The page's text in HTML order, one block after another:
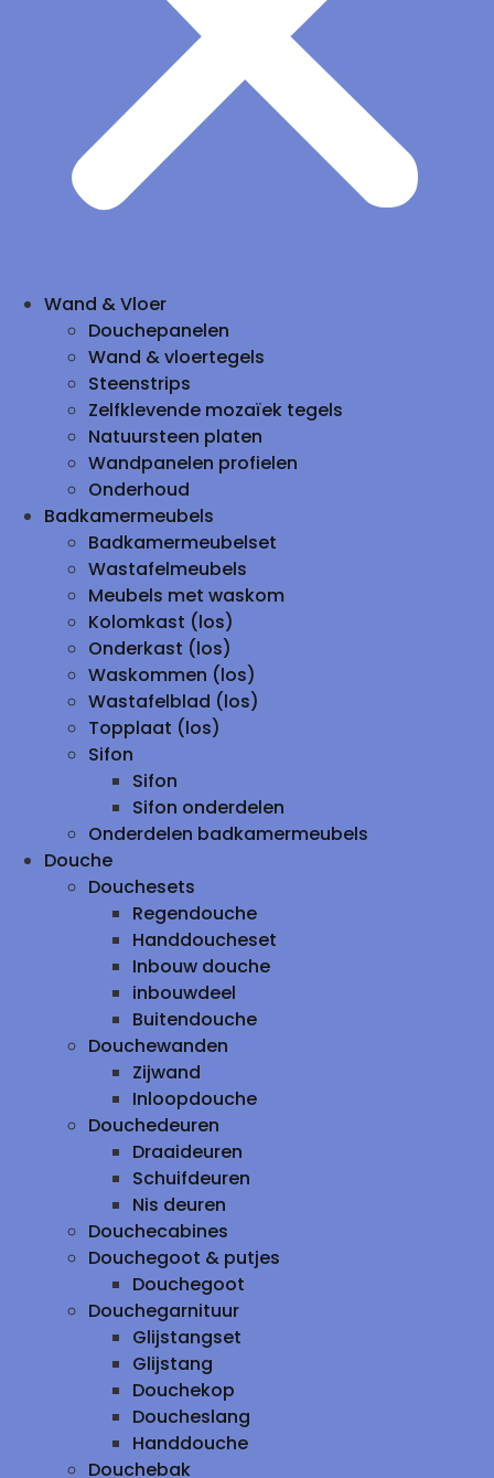
Wand & Vloer
Douchepanelen
Wand & vloertegels
Steenstrips
Zelfklevende mozaïek tegels
Natuursteen platen
Wandpanelen profielen
Onderhoud
Badkamermeubels
Badkamermeubelset
Wastafelmeubels
Meubels met waskom
Kolomkast (los)
Onderkast (los)
Waskommen (los)
Wastafelblad (los)
Topplaat (los)
Sifon
Sifon
Sifon onderdelen
Onderdelen badkamermeubels
Douche
Douchesets
Regendouche
Handdoucheset
Inbouw douche
inbouwdeel
Buitendouche
Douchewanden
Zijwand
Inloopdouche
Douchedeuren
Draaideuren
Schuifdeuren
Nis deuren
Douchecabines
Douchegoot & putjes
Douchegoot
Douchegarnituur
Glijstangset
Glijstang
Douchekop
Doucheslang
Handdouche
Douchebak